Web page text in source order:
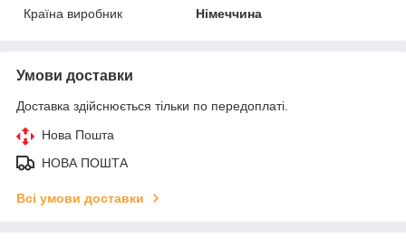
Країна виробник
Німеччина
Умови доставки
Доставка здійснюється тільки по передоплаті.
Нова Пошта
НОВА ПОШТА
Всі умови доставки